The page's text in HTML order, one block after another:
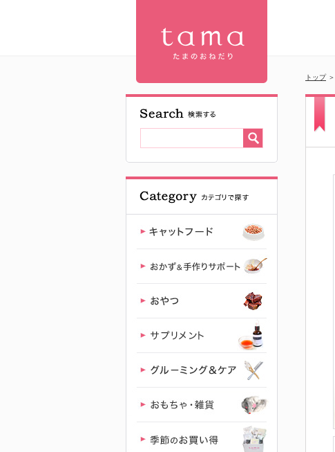
ラティスボ
ール 4P| プ
レミアムキ
ャットフー
ド専門店
「たまのお
ねだり
（tama）」
公式サイト |
【公式】プ
レミアムキ
トップ ＞